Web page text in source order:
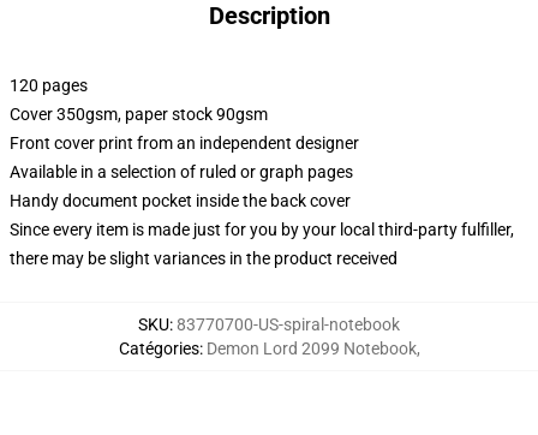
Description
120 pages
Cover 350gsm, paper stock 90gsm
Front cover print from an independent designer
Available in a selection of ruled or graph pages
Handy document pocket inside the back cover
Since every item is made just for you by your local third-party fulfiller,
there may be slight variances in the product received
SKU:83770700-US-spiral-notebook
Catégories: Demon Lord 2099 Notebook,